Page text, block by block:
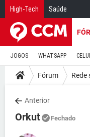
High-Tech Saúde
JOGOS WHATSAPP
Fórum Rede
Anterior
Orkut Fechado